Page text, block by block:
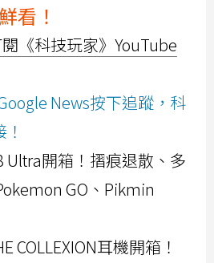
看！
《科技玩家》YouTube
News按下追蹤，科
Ultra開箱！摺痕退散、多
GO、Pikmin
COLLEXION耳機開箱！